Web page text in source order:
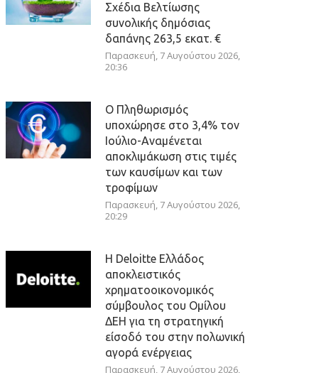
Σχέδια Βελτίωσης
συνολικής δημόσιας
δαπάνης 263,5 εκατ. €
Παρασκευή, 7 Αυγούστου 2026,
20:36
Ο Πληθωρισμός
υποχώρησε στο 3,4% τον
Ιούλιο-Αναμένεται
αποκλιμάκωση στις τιμές
των καυσίμων και των
τροφίμων
Παρασκευή, 7 Αυγούστου 2026,
20:29
Η Deloitte Ελλάδος
αποκλειστικός
χρηματοοικονομικός
σύμβουλος του Ομίλου
ΔΕΗ για τη στρατηγική
είσοδό του στην πολωνική
αγορά ενέργειας
Παρασκευή, 7 Αυγούστου 2026,